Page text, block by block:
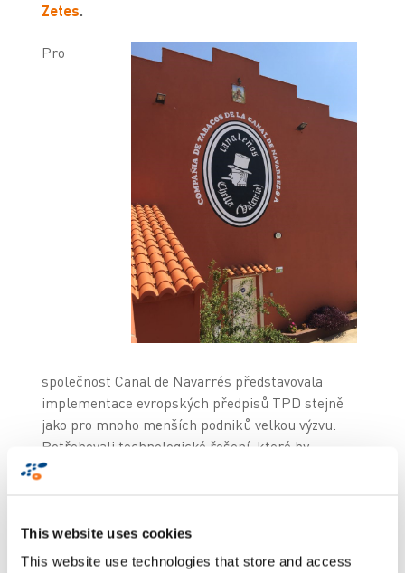
This website uses cookies
This website use technologies that store and access
Zetes
Pro
společnost Canal de Navarrés představovala
implementace evropských předpisů TPD stejně
jako pro mnoho menších podniků velkou výzvu.
Potřebovali technologické řešení, které by
splňovalo přísné regulační požadavky, aniž by byly
procesu byla rozhodujícím faktorem kontinuita
provozu a snadné použití. Společnost Zetes